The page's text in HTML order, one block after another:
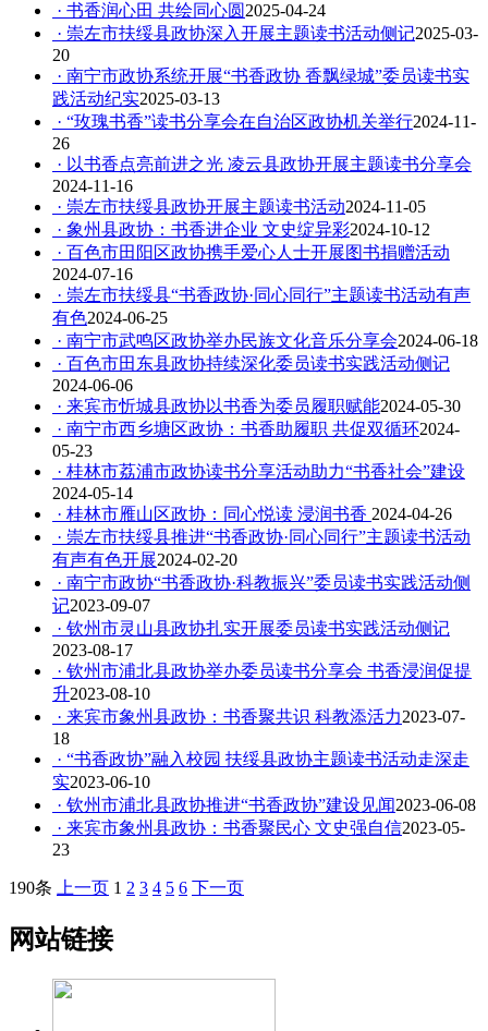
· 书香润心田 共绘同心圆 2025-04-24
· 崇左市扶绥县政协深入开展主题读书活动侧记2025-03-
20
· 南宁市政协系统开展“书香政协 香飘绿城”委员读书实
践活动纪实2025-03-13
· “玫瑰书香”读书分享会在自治区政协机关举行2024-11-
26
· 以书香点亮前进之光 凌云县政协开展主题读书分享会
2024-11-16
· 崇左市扶绥县政协开展主题读书活动2024-11-05
· 象州县政协：书香进企业 文史绽异彩2024-10-12
· 百色市田阳区政协携手爱心人士开展图书捐赠活动
2024-07-16
· 崇左市扶绥县“书香政协·同心同行”主题读书活动有声
有色2024-06-25
· 南宁市武鸣区政协举办民族文化音乐分享会2024-06-18
· 百色市田东县政协持续深化委员读书实践活动侧记
2024-06-06
· 来宾市忻城县政协以书香为委员履职赋能2024-05-30
· 南宁市西乡塘区政协：书香助履职 共促双循环2024-
05-23
· 桂林市荔浦市政协读书分享活动助力“书香社会”建设
2024-05-14
· 桂林市雁山区政协：同心悦读 浸润书香 2024-04-26
· 崇左市扶绥县推进“书香政协·同心同行”主题读书活动
有声有色开展2024-02-20
· 南宁市政协“书香政协·科教振兴”委员读书实践活动侧
记2023-09-07
· 钦州市灵山县政协扎实开展委员读书实践活动侧记
2023-08-17
· 钦州市浦北县政协举办委员读书分享会 书香浸润促提
升2023-08-10
· 来宾市象州县政协：书香聚共识 科教添活力2023-07-
18
· “书香政协”融入校园 扶绥县政协主题读书活动走深走
实2023-06-10
· 钦州市浦北县政协推进“书香政协”建设见闻2023-06-08
· 来宾市象州县政协：书香聚民心 文史强自信2023-05-
23
190条 上一页 1 2 3 4 5 6 下一页
网站链接